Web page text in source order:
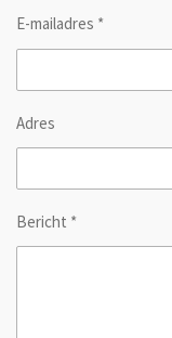
E-mailadres *
Adres
Bericht *